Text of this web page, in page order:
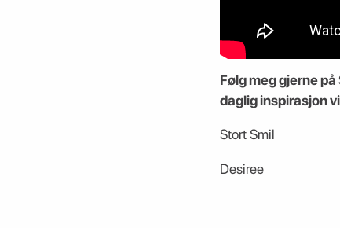
Følg meg gjerne
daglig inspirasjon
Stort Smil
Desiree